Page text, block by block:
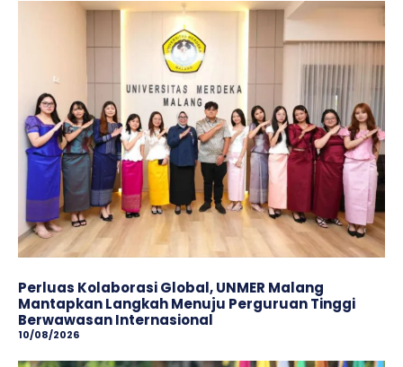
Perluas Kolaborasi Global, UNMER Malang
Mantapkan Langkah Menuju Perguruan Tinggi
Berwawasan Internasional
10/08/2026